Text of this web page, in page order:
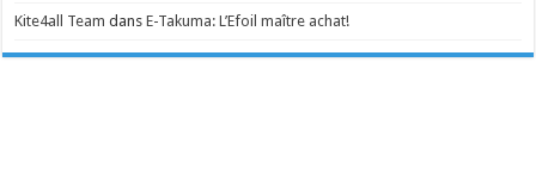
Kite4all Team dansE-Takuma: L’Efoil maître achat!